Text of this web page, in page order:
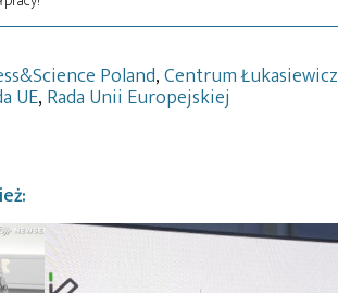
Poland,Centrum Łukasiewicz
UE, Rada Unii Europejskiej